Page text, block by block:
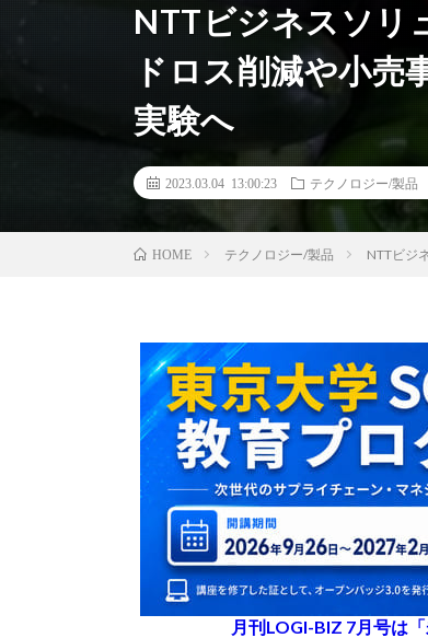
NTTビジネスソリ
ドロス削減や小売
実験へ
2023.03.04 13:00:23 テクノロジー/製品
HOME テクノロジー/製品 NTTビジ
月刊LOGI-BIZ 7月号は